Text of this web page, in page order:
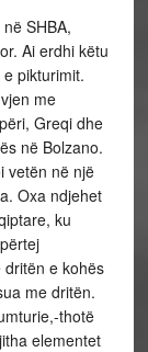
SHBA,
Ai erdhi këtu
pikturimit.
me
Greqi dhe
në Bolzano.
vetën në një
Oxa ndjehet
ku
dritën e kohës
me dritën.
thotë
elementet